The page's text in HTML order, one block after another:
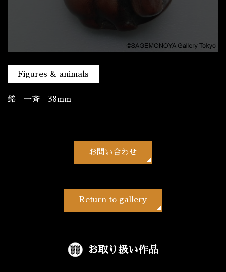
Figures & animals
銘 一斉 38mm
お問い合わせ
Return to gallery
お取り扱い作品